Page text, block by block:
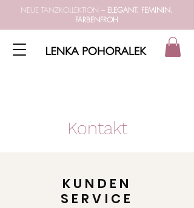
NEUE TANZKOLLEKTION – ELEGANT. FEMININ.
FARBENFROH
Kontakt
KUNDEN
SERVICE